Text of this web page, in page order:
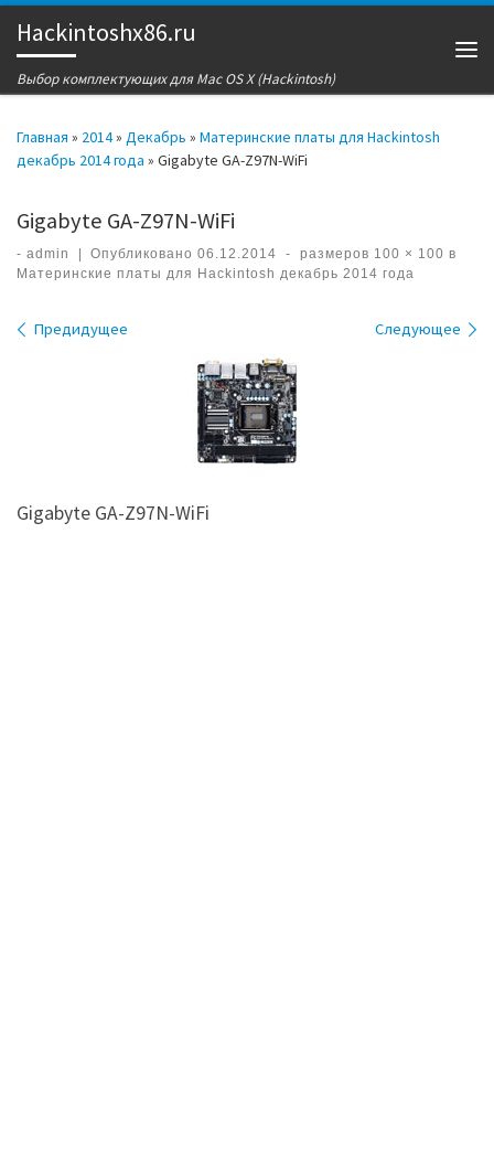
Перейти к содержимому
Hackintoshx86.ru
Выбор комплектующих для Mac OS X (Hackintosh)
Главная » 2014» Декабрь » Материнские платы для Hackintosh
декабрь 2014 года » Gigabyte GA-Z97N-WiFi
Gigabyte GA-Z97N-WiFi
- admin Опубликовано06.12.2014 - размеров 100 × 100 в
Материнские платы для Hackintosh декабрь 2014 года
Навигация по изображениям
Предидущее Следующее
Gigabyte GA-Z97N-WiFi